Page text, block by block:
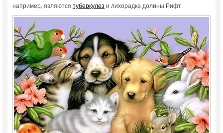
например, являются туберкулез и лихорадка долины Рифт.